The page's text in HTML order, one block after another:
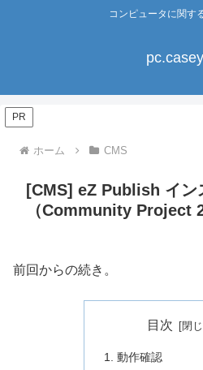
コンピュータに関す
PR
ホーム CMS
[CMS] eZ Publish イン
（Community Project
前回からの続き。
目次
動作確認